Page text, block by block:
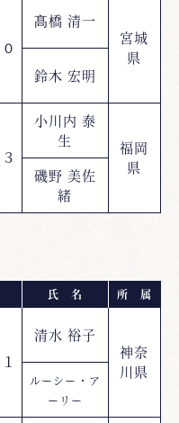
０
髙橋 清一
宮城
県
鈴木 宏明
３
小川内 泰
生
福岡
県
磯野 美佐
緒
氏 名 所 属
１
清水 裕子
神奈
川県
ルーシー・ア
ーリー